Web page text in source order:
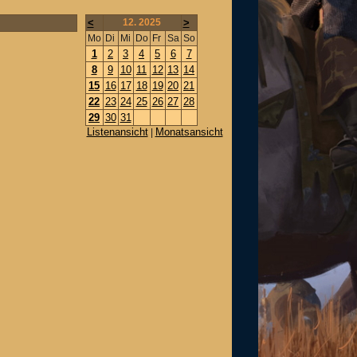
< 12. 2025 >
Mo Di Mi Do Fr Sa So
1 2 3 4 5 6
7
8
9 10 11 12 13 14
15 16 17 18 19 20 21
22 23 24 25 26 27 28
29 30 31
Listenansicht| Monatsansicht